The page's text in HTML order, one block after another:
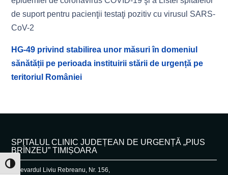
Toggle High Contrast
de suport pentru pacienţii testaţi pozitiv cu virusul SARS-
CoV-2
HG-49 privind stabilirea unor măsuri în domeniul
sănătății pe perioada instituirii stării de urgență pe
teritoriul României
SPITALUL CLINIC JUDEȚEAN DE URGENȚĂ „PIUS
BRÎNZEU” TIMIȘOARA
Bulevardul Liviu Rebreanu, Nr. 156,